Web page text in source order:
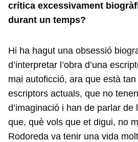
crítica excessivament
durant un temps?
Hi ha hagut una obsessió
d’interpretar l’obra d’una
mai autoficció, ara que està
escriptors actuals, que no
d’imaginació i han de parlar de
que, què vols que et digui, no
Rodoreda va tenir una vida